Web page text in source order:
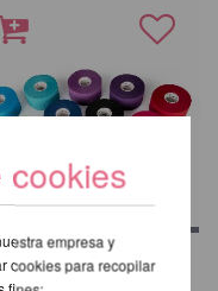
High Quality
Tape 14m
cookies
empresa y
cookies para recopilar